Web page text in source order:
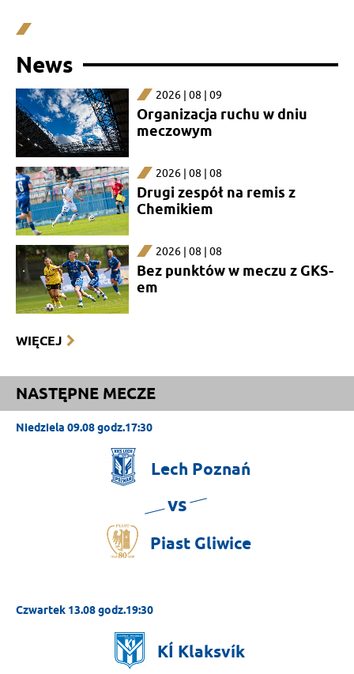
News
2026 | 08 | 09
Organizacja ruchu w dniu
meczowym
2026 | 08 | 08
Drugi zespół na remis z
Chemikiem
2026 | 08 | 08
Bez punktów w meczu z GKS-
em
WIĘCEJ
NASTĘPNE MECZE
Niedziela 09.08 godz.17:30
Lech Poznań
vs
Piast Gliwice
Czwartek 13.08 godz.19:30
KÍ Klaksvík